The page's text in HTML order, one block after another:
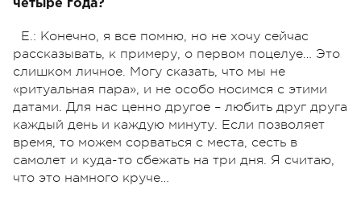
четыре года?
Е.: Конечно, я все помню, но не хочу сейчас
рассказывать, к примеру, о первом поцелуе… Это
слишком личное. Могу сказать, что мы не
«ритуальная пара», и не особо носимся с этими
датами. Для нас ценно другое – любить друг друга
каждый день и каждую минуту. Если позволяет
время, то можем сорваться с места, сесть в
самолет и куда-то сбежать на три дня. Я считаю,
что это намного круче…